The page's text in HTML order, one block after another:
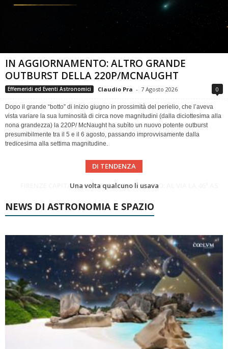
IN AGGIORNAMENTO: ALTRO GRANDE
OUTBURST DELLA 220P/MCNAUGHT
Effemeridi ed Eventi Astronomici Claudio Pra - 7 Agosto 2026 0
Dopo il grande “botto” di inizio giugno in prossimità del perielio, che l’aveva
vista variare la sua luminosità di circa nove magnitudini (dalla diciottesima alla
nona grandezza) la 220P/ McNaught ha subìto un nuovo potente outburst
presumibilmente tra il 5 e il 6 agosto, passando improvvisamente dalla
tredicesima alla settima magnitudine.
DI TENDENZA
Cielo del Mese di Agosto 2026
NEWS DI ASTRONOMIA E SPAZIO